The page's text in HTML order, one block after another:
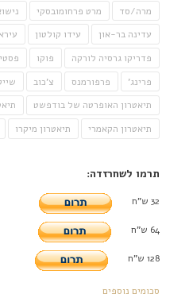
מרה/סד
מרט פרחומובסקי
עדינה בר-און
עידו קולטון
פדריקו גרסיה לורקה
פוקו
פרינג'
פרפורמנס צ'כוב
תיאטרון האופרטה של בודפשט
תיאטרון הקאמרי
תיאטרון מיקרו
תרמו לשחרזדה:
32 ש"ח
64 ש"ח
128 ש"ח
סכומים נוספים